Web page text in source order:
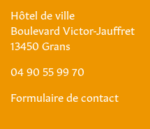
Hôtel de ville
Boulevard Victor-Jauffret
13450 Grans
04 90 55 99 70
Formulaire de contact